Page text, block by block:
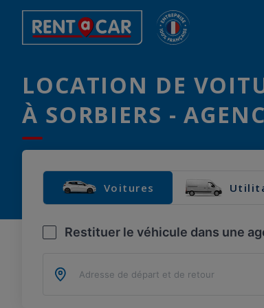
LOCATION DE
À SORBIERS -
Voitures
Restituer le véhicule dans une